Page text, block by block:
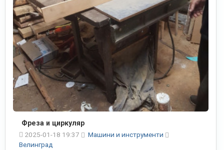
Фреза и циркуляр
2025-01-18 19:37
Машини и инструменти
Велинград